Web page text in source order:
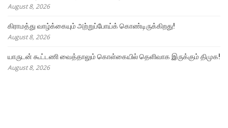
August 8, 2026
கிராமத்து வாழ்க்கையும் அற்றுப்போய்க் கொண்டிருக்கிறது!
August 8, 2026
யாருடன் கூட்டணி வைத்தாலும் கொள்கையில் தெளிவாக இருக்கும் திமுக!
August 8, 2026